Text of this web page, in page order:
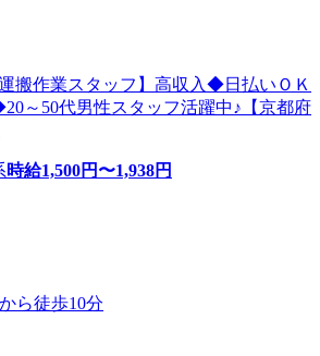
搬作業スタッフ】高収入◆日払いＯＫ
～50代男性スタッフ活躍中♪【京都府
時給1,500円〜1,938円
ら徒歩10分